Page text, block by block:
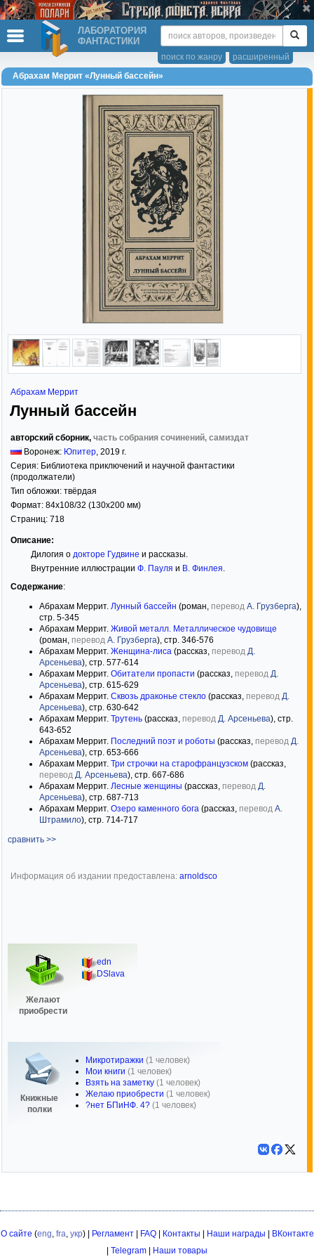
ЛАБОРАТОРИЯ
ФАНТАСТИКИ
расширенный
поиск по жанру
Абрахам Меррит «Лунный бассейн»
Абрахам Меррит
Лунный бассейн
авторский сборник, часть собрания сочинений, самиздат
Воронеж: Юпитер, 2019 г.
Серия: Библиотека приключений и научной фантастики
(продолжатели)
Тип обложки: твёрдая
Формат: 84x108/32 (130x200 мм)
Страниц: 718
Описание:
Дилогия о докторе Гудвине и рассказы.
Внутренние иллюстрации Ф. Пауля и В. Финлея.
Содержание:
Абрахам Меррит. Лунный бассейн (роман, перевод А. Грузберга),
стр. 5-345
Абрахам Меррит. Живой металл. Металлическое чудовище
(роман, перевод А. Грузберга), стр. 346-576
Абрахам Меррит. Женщина-лиса (рассказ, перевод Д.
Арсеньева), стр. 577-614
Абрахам Меррит. Обитатели пропасти (рассказ, перевод Д.
Арсеньева), стр. 615-629
Абрахам Меррит. Сквозь драконье стекло (рассказ, перевод Д.
Арсеньева), стр. 630-642
Абрахам Меррит. Трутень (рассказ, перевод Д. Арсеньева), стр.
643-652
Абрахам Меррит. Последний поэт и роботы (рассказ, перевод Д.
Арсеньева), стр. 653-666
Абрахам Меррит. Три строчки на старофранцузском (рассказ,
перевод Д. Арсеньева), стр. 667-686
Абрахам Меррит. Лесные женщины (рассказ, перевод Д.
Арсеньева), стр. 687-713
Абрахам Меррит. Озеро каменного бога (рассказ, перевод А.
Штрамило), стр. 714-717
сравнить >>
Информация об издании предоставлена: arnoldsco
Желают
приобрести
edn
DSlava
Книжные
полки
Микротиражки (1 человек)
Мои книги (1 человек)
Взять на заметку (1 человек)
Желаю приобрести (1 человек)
?нет БПиНФ. 4? (1 человек)
О сайте (eng, fra, укр) | Регламент| FAQ| Контакты Наши награды
ВКонтакте
Telegram Наши товары